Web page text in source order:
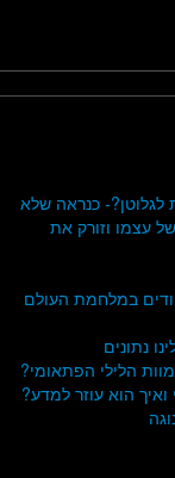
כנראה שלא
עצמו וזורק את
במלחמת העולם
הלילי הפתאומי?
הוא עוזר למדע?